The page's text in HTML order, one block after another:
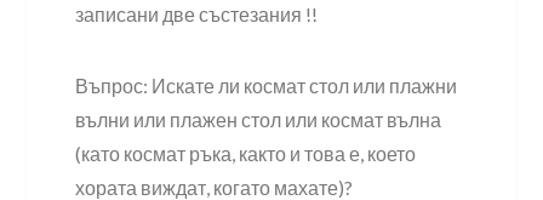
записани две състезания !!
Въпрос: Искате ли космат стол или плажни
вълни или плажен стол или космат вълна
(като космат ръка, както и това е, което
хората виждат, когато махате)?